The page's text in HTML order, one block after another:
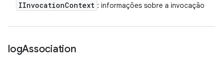
IInvocationContext : informações sobre a invocação
logAssociation